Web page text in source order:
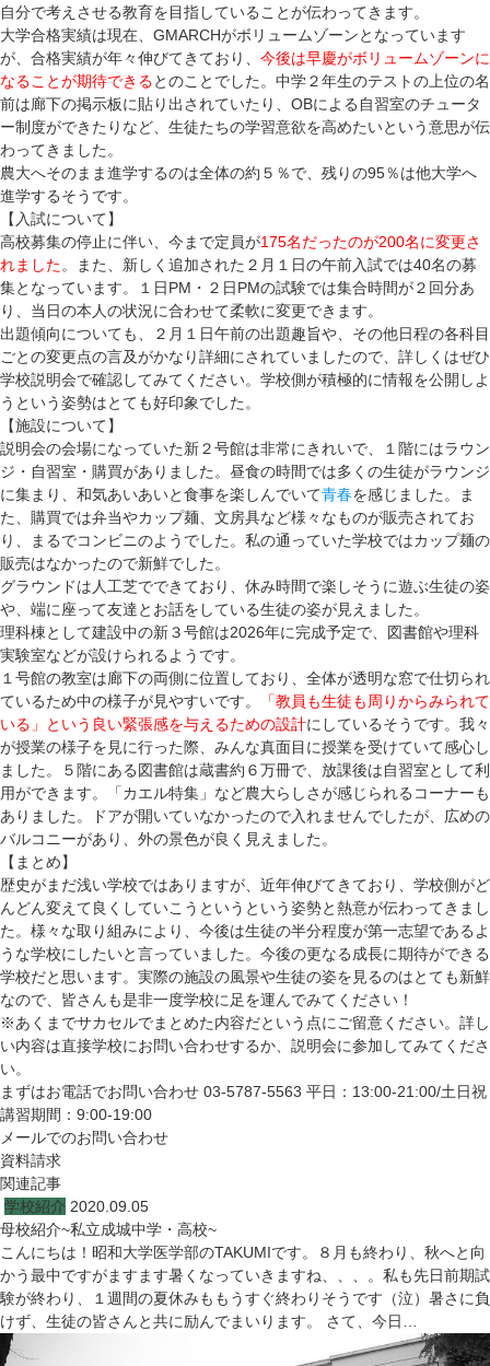
自分で考えさせる教育を目指していることが伝わってきます。
大学合格実績は現在、GMARCHがボリュームゾーンとなっています
が、合格実績が年々伸びてきており、 今後は早慶がボリュームゾーンに
なることが期待できるとのことでした。中学２年生のテストの上位の名
前は廊下の掲示板に貼り出されていたり、OBによる自習室のチュータ
ー制度ができたりなど、生徒たちの学習意欲を高めたいという意思が伝
わってきました。
農大へそのまま進学するのは全体の約５％で、残りの95％は他大学へ
進学するそうです。
【入試について】
高校募集の停止に伴い、今まで定員が175名だったのが200名に変更さ
れました。また、新しく追加された２月１日の午前入試では40名の募
集となっています。１日PM・２日PMの試験では集合時間が２回分あ
り、当日の本人の状況に合わせて柔軟に変更できます。
出題傾向についても、２月１日午前の出題趣旨や、その他日程の各科目
ごとの変更点の言及がかなり詳細にされていましたので、詳しくはぜひ
学校説明会で確認してみてください。学校側が積極的に情報を公開しよ
うという姿勢はとても好印象でした。
【施設について】
説明会の会場になっていた新２号館は非常にきれいで、１階にはラウン
ジ・自習室・購買がありました。昼食の時間では多くの生徒がラウンジ
に集まり、和気あいあいと食事を楽しんでいて青春を感じました。ま
た、購買では弁当やカップ麺、文房具など様々なものが販売されてお
り、まるでコンビニのようでした。私の通っていた学校ではカップ麺の
販売はなかったので新鮮でした。
グラウンドは人工芝でできており、休み時間で楽しそうに遊ぶ生徒の姿
や、端に座って友達とお話をしている生徒の姿が見えました。
理科棟として建設中の新３号館は2026年に完成予定で、図書館や理科
実験室などが設けられるようです。
１号館の教室は廊下の両側に位置しており、全体が透明な窓で仕切られ
ているため中の様子が見やすいです。
「教員も生徒も周りからみられて
いる」という良い緊張感を与えるための設計にしているそうです。我々
が授業の様子を見に行った際、みんな真面目に授業を受けていて感心し
ました。５階にある図書館は蔵書約６万冊で、放課後は自習室として利
用ができます。「カエル特集」など農大らしさが感じられるコーナーも
ありました。ドアが開いていなかったので入れませんでしたが、広めの
バルコニーがあり、外の景色が良く見えました。
【まとめ】
歴史がまだ浅い学校ではありますが、近年伸びてきており、学校側がど
んどん変えて良くしていこうというという姿勢と熱意が伝わってきまし
た。様々な取り組みにより、今後は生徒の半分程度が第一志望であるよ
うな学校にしたいと言っていました。今後の更なる成長に期待ができる
学校だと思います。実際の施設の風景や生徒の姿を見るのはとても新鮮
なので、皆さんも是非一度学校に足を運んでみてください！
※あくまでサカセルでまとめた内容だという点にご留意ください。詳し
い内容は直接学校にお問い合わせするか、説明会に参加してみてくださ
い。
まずはお電話でお問い合わせ 03-5787-5563 平日：13:00-21:00/土日祝
講習期間：9:00-19:00
メールでのお問い合わせ
資料請求
関連記事
学校紹介 2020.09.05
母校紹介~私立成城中学・高校~
こんにちは！昭和大学医学部のTAKUMIです。８月も終わり、秋へと向
かう最中ですがますます暑くなっていきますね、、、。私も先日前期試
験が終わり、１週間の夏休みももうすぐ終わりそうです（泣）暑さに負
けず、生徒の皆さんと共に励んでまいります。 さて、今日…